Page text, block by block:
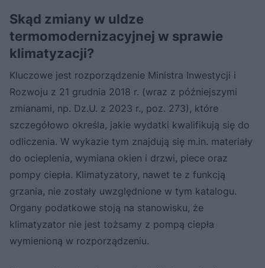
Skąd zmiany w uldze
termomodernizacyjnej w sprawie
klimatyzacji?
Kluczowe jest rozporządzenie Ministra Inwestycji i
Rozwoju z 21 grudnia 2018 r. (wraz z późniejszymi
zmianami, np. Dz.U. z 2023 r., poz. 273), które
szczegółowo określa, jakie wydatki kwalifikują się do
odliczenia. W wykazie tym znajdują się m.in. materiały
do ocieplenia, wymiana okien i drzwi, piece oraz
pompy ciepła. Klimatyzatory, nawet te z funkcją
grzania, nie zostały uwzględnione w tym katalogu.
Organy podatkowe stoją na stanowisku, że
klimatyzator nie jest tożsamy z pompą ciepła
wymienioną w rozporządzeniu.